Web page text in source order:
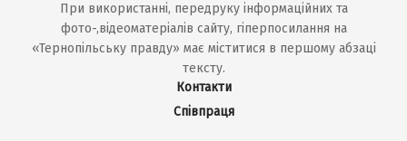
При використанні, передруку інформаційних та
фото-,відеоматеріалів сайту, гіперпосилання на
«Тернопільську правду» має міститися в першому абзаці
тексту.
Контакти
Співпраця